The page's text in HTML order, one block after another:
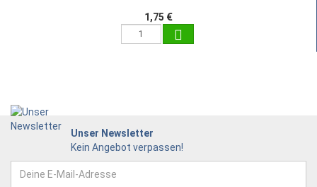
1,75 €
Unser Newsletter
Kein Angebot verpassen!